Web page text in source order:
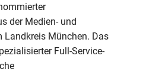
der Medien- und
Landkreis München. Das
Full-Service-